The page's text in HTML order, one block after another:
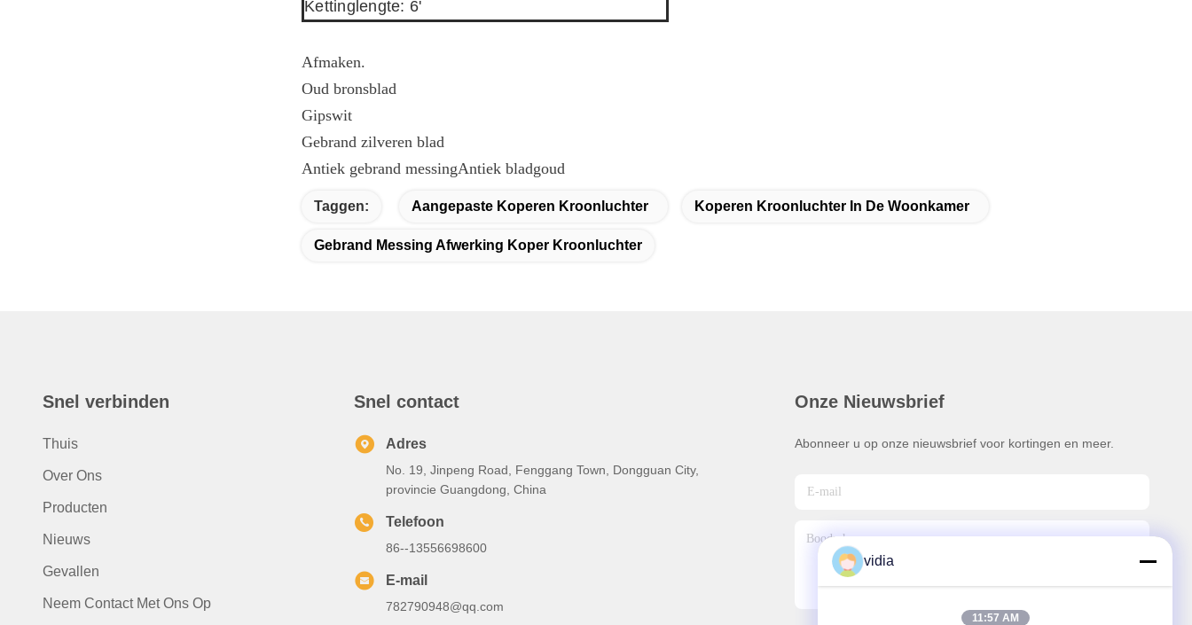
Kettinglengte: 6'
Afmaken.
Oud bronsblad
Gipswit
Gebrand zilveren blad
Antiek gebrand messingAntiek bladgoud
Taggen: Aangepaste Koperen Kroonluchter Koperen Kroonluchter In De Woonkamer
Gebrand Messing Afwerking Koper Kroonluchter
Snel verbinden
Thuis
Over Ons
Producten
Nieuws
Gevallen
Neem Contact Met Ons Op
Snel contact
Adres
No. 19, Jinpeng Road, Fenggang Town, Dongguan City,
provincie Guangdong, China
Telefoon
86--13556698600
E-mail
782790948@qq.com
Onze Nieuwsbrief
Abonneer u op onze nieuwsbrief voor kortingen en meer.
vidia
11:57 AM